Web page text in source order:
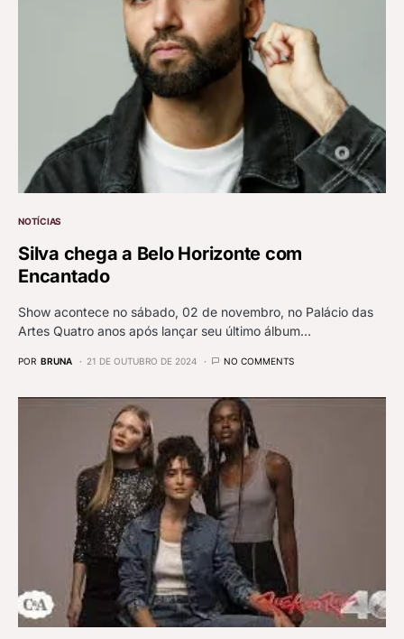
NOTÍCIAS
Silva chega a Belo Horizonte com
Encantado
Show acontece no sábado, 02 de novembro, no Palácio das
Artes Quatro anos após lançar seu último álbum…
POR BRUNA 21 DE OUTUBRO DE 2024 NO COMMENTS